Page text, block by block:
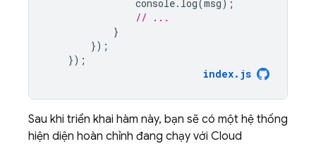
console. log(msg);
// ...
}
});
});
index. js
Sau khi triển khai hàm này, bạn sẽ có một hệ thống
hiện diện hoàn chỉnh đang chạy với Cloud